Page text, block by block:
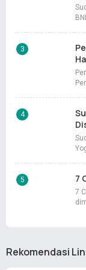
7
7
Rekomendasi